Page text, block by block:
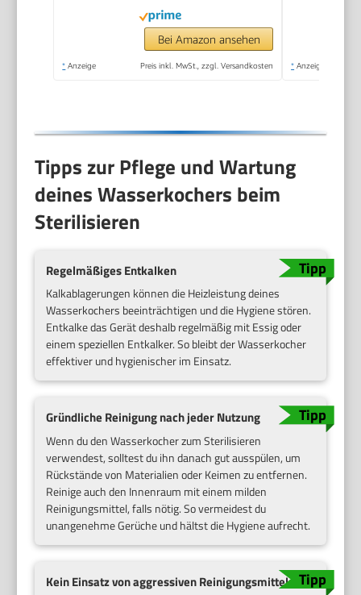
entnehmbarer
Kalkfilter,
Trockengehschutz,
Bei Amazon ansehen
* Anzeige Preis inkl. MwSt., zzgl. Versandkosten * Anzeige
Tipps zur Pflege und Wartung
deines Wasserkochers beim
Sterilisieren
Regelmäßiges Entkalken
Kalkablagerungen können die Heizleistung deines
Wasserkochers beeinträchtigen und die Hygiene stören.
Entkalke das Gerät deshalb regelmäßig mit Essig oder
einem speziellen Entkalker. So bleibt der Wasserkocher
effektiver und hygienischer im Einsatz.
Gründliche Reinigung nach jeder Nutzung
Wenn du den Wasserkocher zum Sterilisieren
verwendest, solltest du ihn danach gut ausspülen, um
Rückstände von Materialien oder Keimen zu entfernen.
Reinige auch den Innenraum mit einem milden
Reinigungsmittel, falls nötig. So vermeidest du
unangenehme Gerüche und hältst die Hygiene aufrecht.
Kein Einsatz von aggressiven Reinigungsmitteln